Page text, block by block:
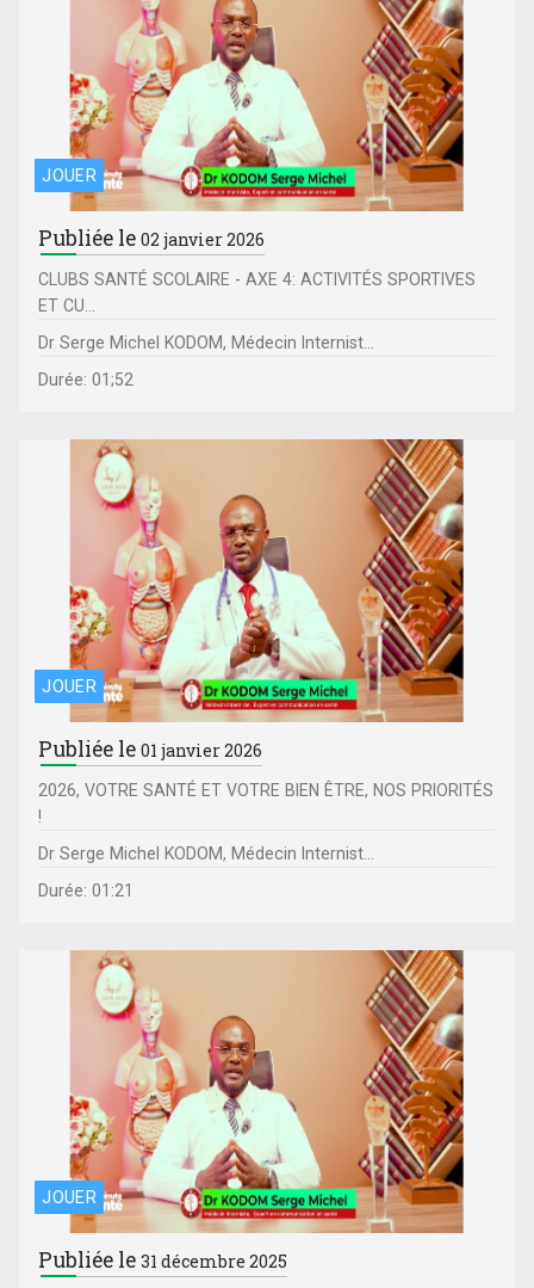
JOUER
Publiée le02 janvier 2026
CLUBS SANTÉ SCOLAIRE - AXE 4: ACTIVITÉS SPORTIVES
ET CU...
Dr Serge Michel KODOM, Médecin Internist...
Durée: 01;52
JOUER
Publiée le01 janvier 2026
2026, VOTRE SANTÉ ET VOTRE BIEN ÊTRE, NOS PRIORITÉS
!
Dr Serge Michel KODOM, Médecin Internist...
Durée: 01:21
JOUER
Publiée le31 décembre 2025